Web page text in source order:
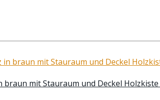
braun mit Stauraum und Deckel